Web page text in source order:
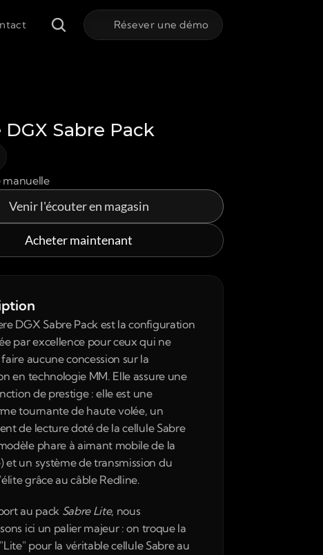
Sabre Pack
manuelle
Venir l'écouter en magasin
Acheter maintenant
DGX Sabre Pack est la configuration
par excellence pour ceux qui ne
aucune concession sur la
en technologie MM. Elle assure une
de prestige : elle est une
tournante de haute volée, un
de lecture doté de la cellule Sabre
phare à aimant mobile de la
et un système de transmission du
grâce au câble Redline.
au pack Sabre Lite, nous
ici un palier majeur : on troque la
pour la véritable cellule Sabre au
Résever une démo